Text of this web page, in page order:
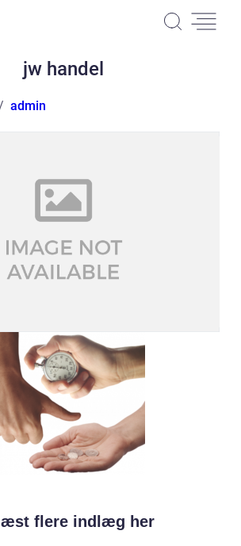
jw handel
admin
flere indlæg her